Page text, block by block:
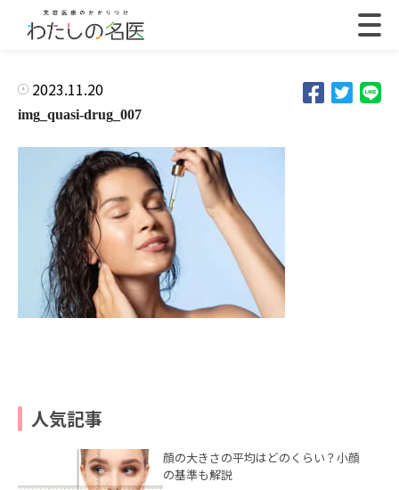
2023.11.20
img_quasi-drug_007
人気記事
顔の大きさの平均はどのくらい？小顔
の基準も解説